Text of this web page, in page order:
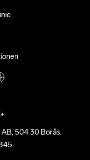
504 30 Borås.